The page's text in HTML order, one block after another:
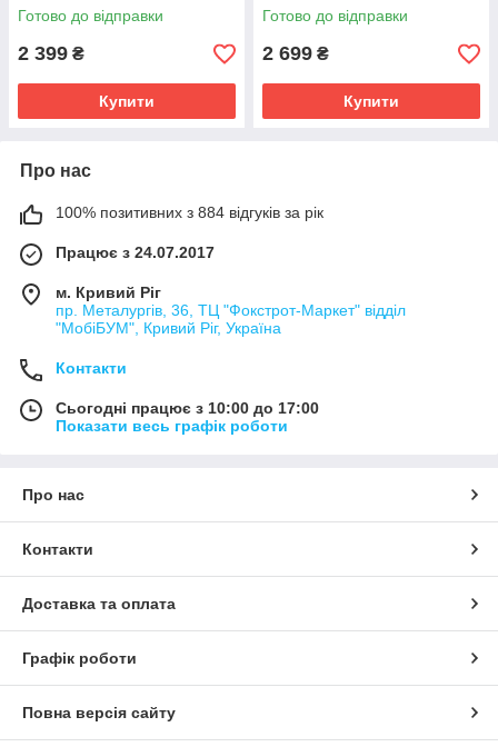
Готово до відправки
2 399 ₴
Купити
Готово до відправки
2 699 ₴
Купити
Про нас
100% позитивних з 884 відгуків за рік
Працює з 24.07.2017
м. Кривий Ріг
пр. Металургів, 36, ТЦ "Фокстрот-Маркет" відділ
"МобіБУМ", Кривий Ріг, Україна
Контакти
Сьогодні працює з 10:00 до 17:00
Показати весь графік роботи
Про нас
Контакти
Доставка та оплата
Графік роботи
Повна версія сайту